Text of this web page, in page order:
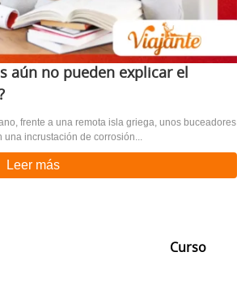
aún no pueden explicar el
frente a una remota isla griega, unos buceadores
incrustación de corrosión...
Leer más
Curso